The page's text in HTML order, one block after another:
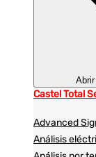
Castel Total
Advanced
Análisis